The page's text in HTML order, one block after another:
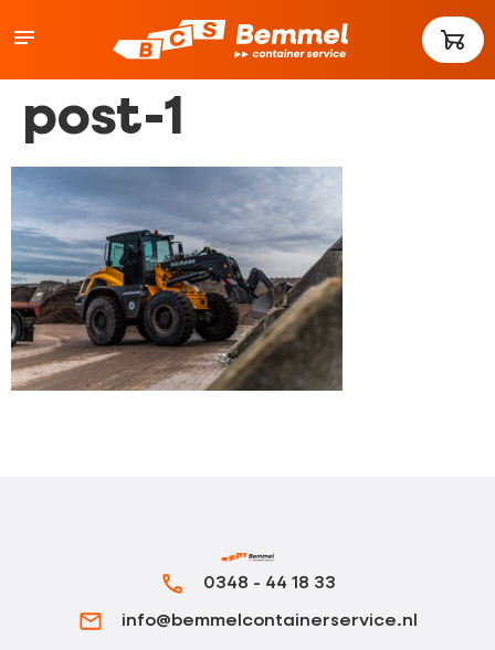
post-1
0348 - 44 18 33
info@bemmelcontainerservice.nl